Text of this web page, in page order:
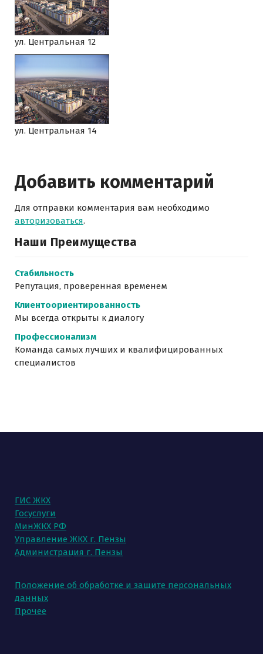
ул. Центральная 12
ул. Центральная 14
Добавить комментарий
Для отправки комментария вам необходимо
авторизоваться.
Наши Преимущества
Стабильность
Репутация, проверенная временем
Клиентоориентированность
Мы всегда открыты к диалогу
Профессионализм
Команда самых лучших и квалифицированных
специалистов
ГИС ЖКХ
Госуслуги
МинЖКХ РФ
Управление ЖКХ г. Пензы
Администрация г. Пензы
Положение об обработке и защите персональных
данных
Прочее